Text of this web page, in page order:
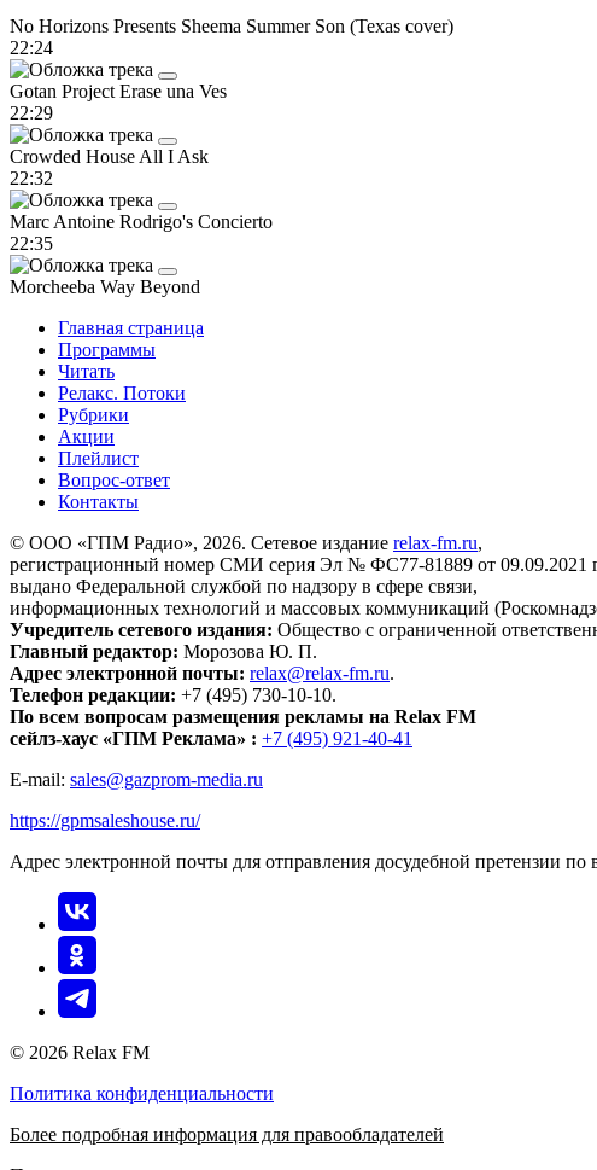
No Horizons Presents Sheema Summer Son (Texas cover)
22:24
Gotan Project Erase una Ves
22:29
Crowded House All I Ask
22:32
Marc Antoine Rodrigo's Concierto
22:35
Morcheeba Way Beyond
Главная страница
Программы
Читать
Релакс. Потоки
Рубрики
Акции
Плейлист
Вопрос-ответ
Контакты
© ООО «ГПМ Радио», 2026. Сетевое издание relax-fm.ru,
регистрационный номер СМИ серия Эл № ФС77-81889 от 09.09.2021
выдано Федеральной службой по надзору в сфере связи,
информационных технологий и массовых коммуникаций
Учредитель сетевого издания: Общество с ограниченной
Главный редактор: Морозова Ю. П.
Адрес электронной почты: relax@relax-fm.ru.
Телефон редакции: +7 (495) 730-10-10.
По всем вопросам размещения рекламы на Relax FM
сейлз-хаус «ГПМ Реклама» : +7 (495) 921-40-41
E-mail: sales@gazprom-media.ru
https://gpmsaleshouse.ru/
Адрес электронной почты для отправления досудебной претензии
© 2026 Relax FM
Политика конфиденциальности
Более подробная информация для правообладателей